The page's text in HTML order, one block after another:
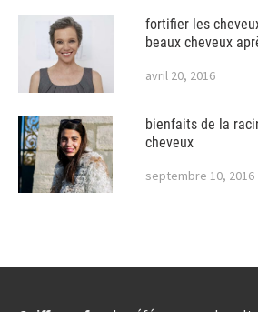
fortifier les
beaux cheveux
avril 20, 2016
bienfaits de la
cheveux
septembre 10, 2016